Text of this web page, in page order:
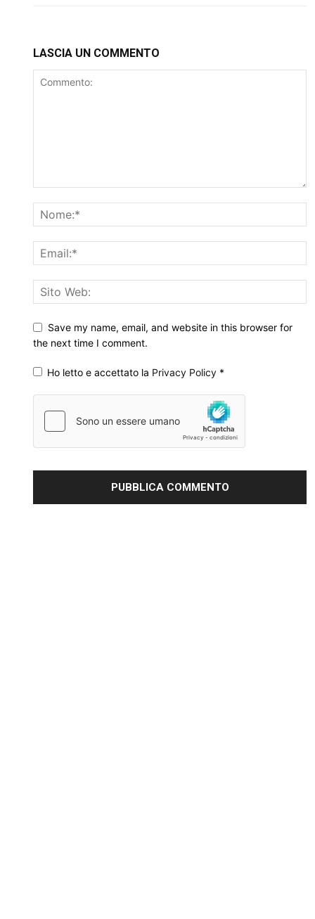
LASCIA UN COMMENTO
Save my name, email, and website in this browser for
the next time I comment.
Ho letto e accettato la Privacy Policy *